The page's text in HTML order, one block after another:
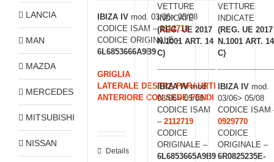
IBIZA IVmod. 03/06> 05/08
CODICE ISAM –2112718
CODICE ORIGINALE –
6L6853666A9B9
GRIGLIA
LATERALE DESTRA PARAURTI
ANTERIORE CON SEDE FENDI
Details
VETTURE
INDICATE
(REG. UE 2017
N.1001 ART. 14
C)
IBIZA IVmod.
03/06> 05/08
CODICE ISAM
–2112719
CODICE
ORIGINALE –
6L6853665A9B9
VETTURE
INDICATE
(REG. UE 2017
N.1001 ART. 14
C)
IBIZA IVmod.
03/06> 05/08
CODICE ISAM
0929770
CODICE
ORIGINALE –
6R0825235E-
LANCIA
MAN
MAZDA
MERCEDES
MITSUBISHI
NISSAN